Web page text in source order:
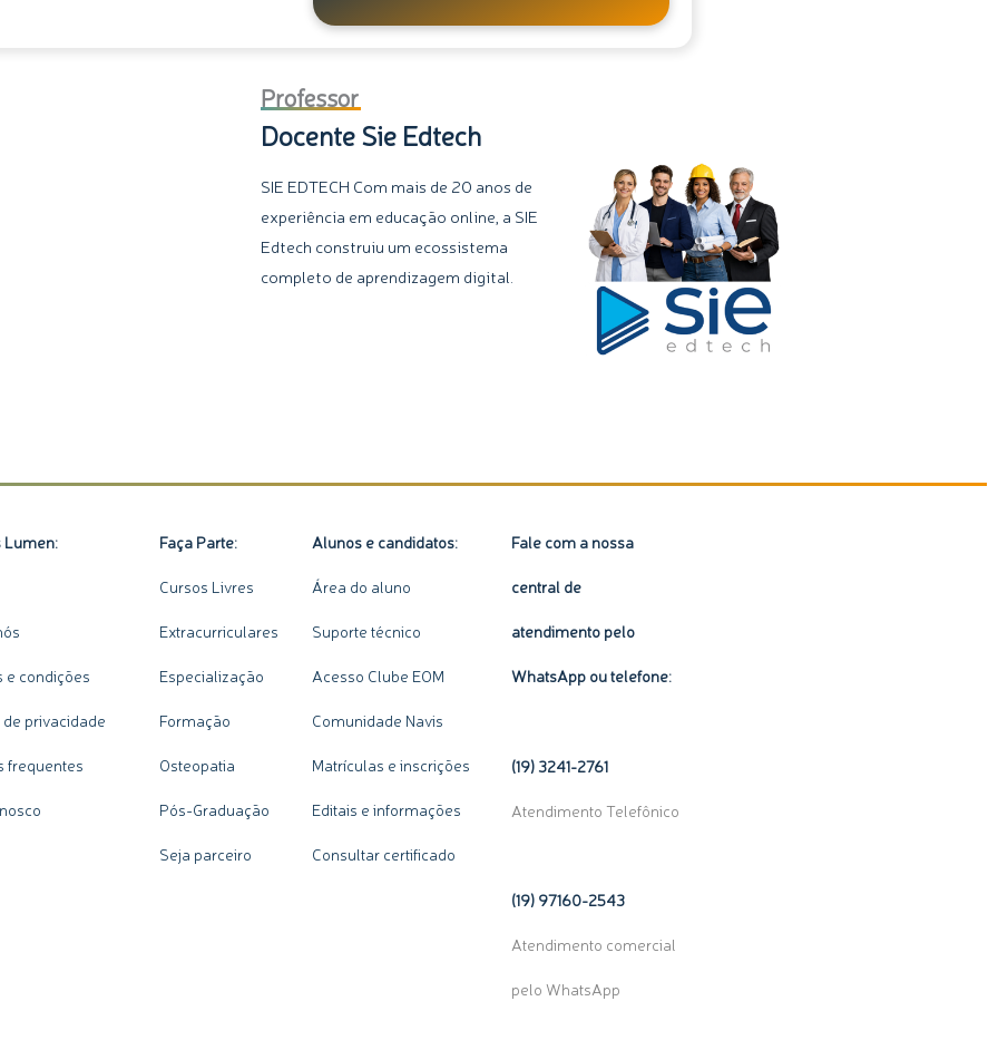
Professor
Docente Sie Edtech
SIE EDTECH Com mais de 20 anos de
experiência em educação online, a SIE
Edtech construiu um ecossistema
completo de aprendizagem digital.
Lumen:
e condições
privacidade
frequentes
Faça Parte:
Cursos Livres
Extracurriculares
Especialização
Formação
Osteopatia
Pós-Graduação
Seja parceiro
Alunos e candidatos:
Área do aluno
Suporte técnico
Acesso Clube EOM
Comunidade Navis
Matrículas e inscrições
Editais e informações
Consultar certificado
Fale com a nossa
central de
atendimento pelo
WhatsApp ou telefone:
(19) 3241-2761
Atendimento Telefônico
(19) 97160-2543
Atendimento comercial
pelo WhatsApp